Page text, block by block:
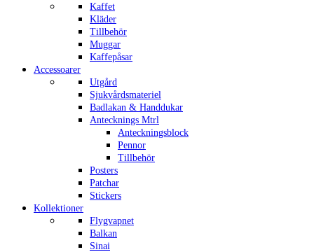
Kaffet
Kläder
Tillbehör
Muggar
Kaffepåsar
Accessoarer
Utgård
Sjukvårdsmateriel
Badlakan & Handdukar
Antecknings Mtrl
Anteckningsblock
Pennor
Tillbehör
Posters
Patchar
Stickers
Kollektioner
Flygvapnet
Balkan
Sinai